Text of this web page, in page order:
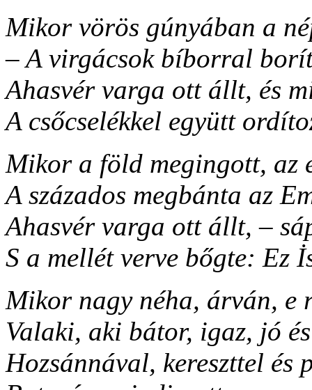
Mikor vörös gúnyában a
– A virgácsok bíborral
Ahasvér varga ott állt, és
A csőcselékkel együtt
Mikor a föld megingott, az
A százados megbánta az
Ahasvér varga ott állt, –
S a mellét verve bőgte: Ez
Mikor nagy néha, árván, e
Valaki, aki bátor, igaz, jó
Hozsánnával, kereszttel